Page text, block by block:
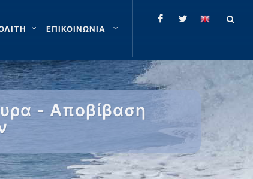
ΕΠΙΚΟΙΝΩΝΙΑ
- Αποβίβαση